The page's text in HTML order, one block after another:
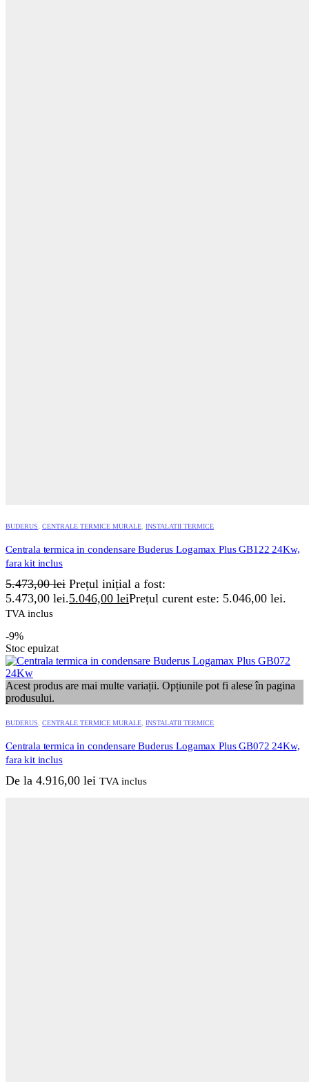
BUDERUS CENTRALE TERMICE MURALE INSTALATII TERMICE
Centrala termica in condensare Buderus Logamax Plus GB122 24Kw,
fara kit inclus
5.473,00lei Prețul inițial a fost:
5.473,00 lei.5.046,00 leiPrețul curent este: 5.046,00 lei.
TVA inclus
-9%
Stoc epuizat
Acest produs are mai multe variații. Opțiunile pot fi alese în pagina
produsului.
BUDERUS CENTRALE TERMICE MURALE INSTALATII TERMICE
Centrala termica in condensare Buderus Logamax Plus GB072 24Kw,
fara kit inclus
De la 4.916,00 lei TVA inclus